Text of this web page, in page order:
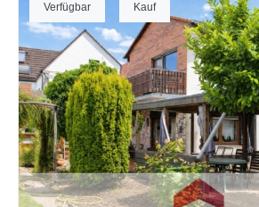
Verfügbar Kauf